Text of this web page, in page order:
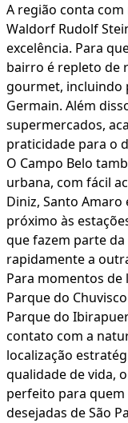
A região conta com
Waldorf Rudolf
excelência. Para
bairro é repleto de
gourmet, incluindo
Germain. Além
supermercados,
praticidade para o
O Campo Belo
urbana, com fácil
Diniz, Santo
próximo às
que fazem parte da
rapidamente a
Para momentos de
Parque do
Parque do
contato com a
localização
qualidade de vida,
perfeito para quem
desejadas de São